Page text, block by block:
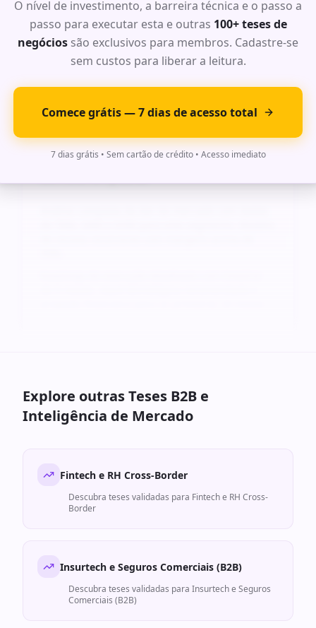
de TAM, SAM e SOM para este segmento. Modelo
de receita recorrente com margens acima de
70%.
Roadmap de execução detalhado com timeline
projeção financeira para os primeiros 24 meses.
Ideia Exclusiva #6: Oportunidade
O nível de investimento, a barreira técnica e o passo a
passo para executar esta e outras 100+ teses de
negócios são exclusivos para membros. Cadastre-se
sem custos para liberar a leitura.
Comece grátis — 7 dias de acesso total
7 dias grátis • Sem cartão de crédito • Acesso imediato
Explore outras Teses B2B e
Inteligência de Mercado
Fintech e RH Cross-Border
Descubra teses validadas para Fintech e RH Cross-
Border
Insurtech e Seguros Comerciais (B2B)
Descubra teses validadas para Insurtech e Seguros
Comerciais (B2B)